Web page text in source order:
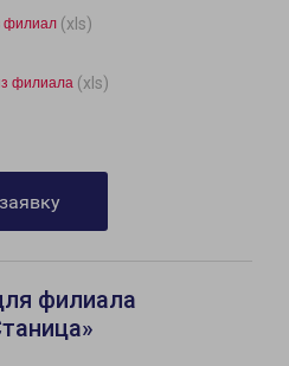
филиал (xls)
филиала (xls)
филиала